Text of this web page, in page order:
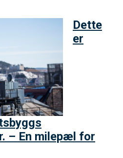
Dette
er
– En milepæl for